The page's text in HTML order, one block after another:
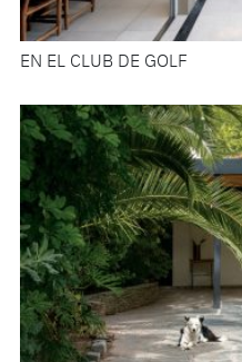
EN EL CLUB DE GOLF